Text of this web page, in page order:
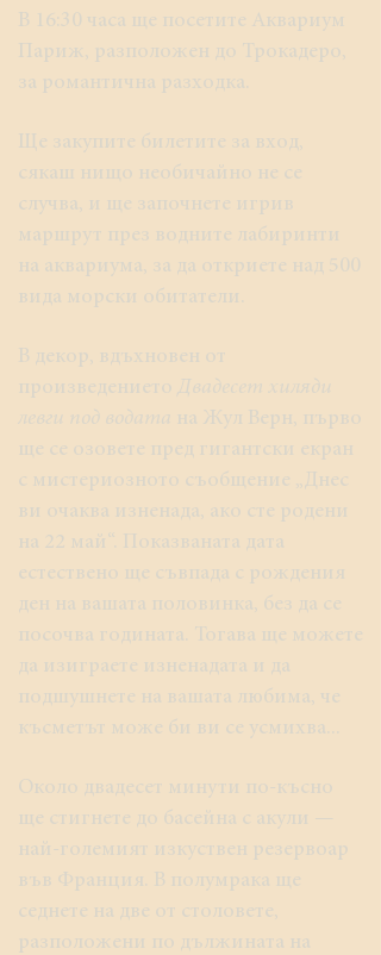
В 16:30 часа ще посетите Аквариум
Париж, разположен до Трокадеро,
за романтична разходка.
Ще закупите билетите за вход,
сякаш нищо необичайно не се
случва, и ще започнете игрив
маршрут през водните лабиринти
на аквариума, за да откриете над 500
вида морски обитатели.
В декор, вдъхновен от
произведението Двадесет хиляди
левги под водата на Жул Верн, първо
ще се озовете пред гигантски екран
с мистериозното съобщение „Днес
ви очаква изненада, ако сте родени
на 22 май“. Показваната дата
естествено ще съвпада с рождения
ден на вашата половинка, без да се
посочва годината. Тогава ще можете
да изиграете изненадата и да
подшушнете на вашата любима, че
късметът може би ви се усмихва...
Около двадесет минути по-късно
ще стигнете до басейна с акули —
най-големият изкуствен резервоар
във Франция. В полумрака ще
седнете на две от столовете,
разположени по дължината на